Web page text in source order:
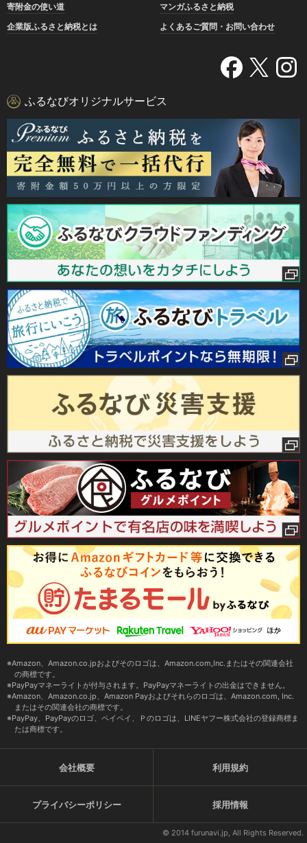
寄附金の使い道
マンガふるさと納税
企業版ふるさと納税とは
よくあるご質問・お問い合わせ
ふるなびオリジナルサービス
Amazon、Amazon.co.jpおよびそのロゴは、Amazon.com,Inc.またはその関連会社
の商標です。
PayPayマネーライトが付与されます。PayPayマネーライトの出金はできません。
Amazon、Amazon.co.jp、Amazon Payおよびそれらのロゴは、Amazon.com, Inc.
またはその関連会社の商標です。
PayPay、PayPayのロゴ、ペイペイ、Ｐのロゴは、LINEヤフー株式会社の登録商標ま
たは商標です。
会社概要 利用規約
プライバシーポリシー 採用情報
© 2014 furunavi.jp, All Rights Reserved.